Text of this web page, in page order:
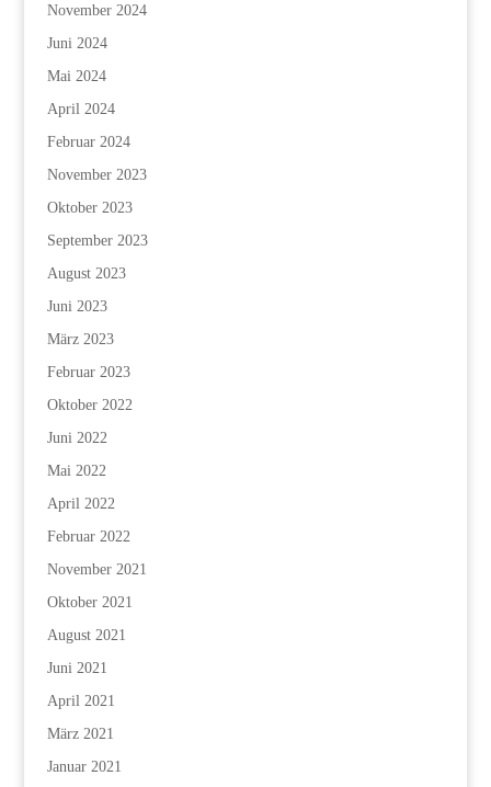
November 2024
Juni 2024
Mai 2024
April 2024
Februar 2024
November 2023
Oktober 2023
September 2023
August 2023
Juni 2023
März 2023
Februar 2023
Oktober 2022
Juni 2022
Mai 2022
April 2022
Februar 2022
November 2021
Oktober 2021
August 2021
Juni 2021
April 2021
März 2021
Januar 2021